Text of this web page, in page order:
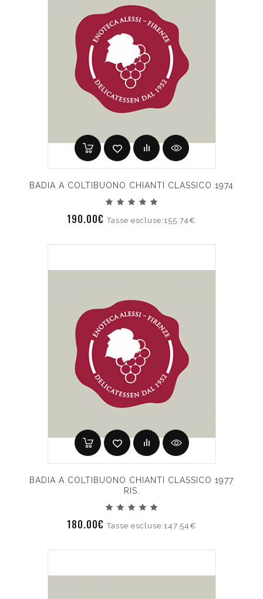
BADIA A COLTIBUONO CHIANTI CLASSICO 1974
190.00€Tasse escluse:155.74€
BADIA A COLTIBUONO CHIANTI CLASSICO 1977
RIS.
180.00€Tasse escluse:147.54€